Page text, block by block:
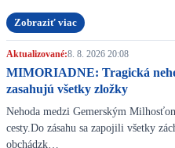
Zobraziť viac
Aktualizované:8. 8. 2026 20:08
MIMORIADNE: Tragická
zasahujú všetky zložky
Nehoda medzi Gemerským
cesty.Do zásahu sa zapojili všetky
obchádzk…